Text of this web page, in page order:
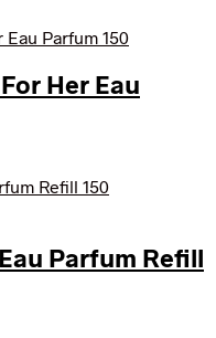
kr..
Her Eau
Parfum Refill